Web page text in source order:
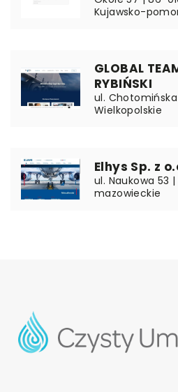
Kujawsko-
GLOBAL
RYBIŃSKI
ul. Chotomińska
Wielkopolskie
Elhys Sp. z
ul. Naukowa 53
mazowieckie